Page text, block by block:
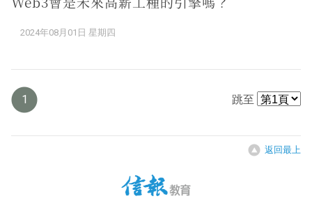
2024年08月01日 星期四
1 跳至
返回最上